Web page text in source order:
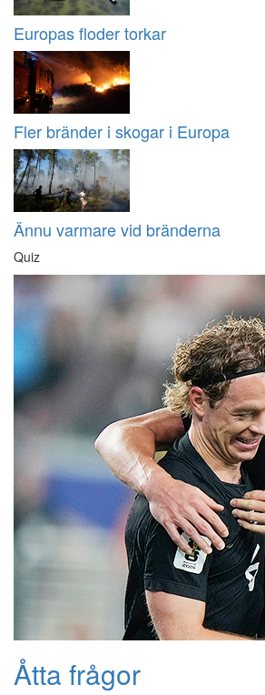
Europas floder torkar
Fler bränder i skogar i Europa
Ännu varmare vid bränderna
Quiz
Åtta frågor